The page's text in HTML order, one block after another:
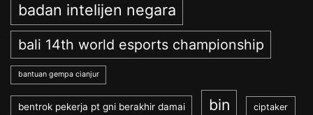
badan intelijen negara
bali 14th world esports championship
bantuan gempa cianjur
bentrok pekerja pt gni berakhir damai bin ciptaker